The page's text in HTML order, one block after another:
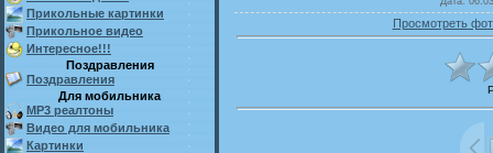
Прикольные картинки
Прикольное видео
Интересное!!!
Поздравления
Поздравления
Для мобильника
MP3 реалтоны
Видео для мобильника
Картинки
Просмотреть